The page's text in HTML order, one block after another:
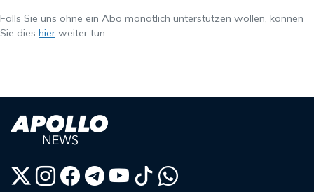
Falls Sie uns ohne ein Abo monatlich unterstützen wollen, können
Sie dies hier weiter tun.